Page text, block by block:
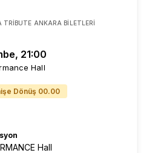
TRIBUTE ANKARA BILETLERI
21:00
Hall
Dönüş 00.00
Hall